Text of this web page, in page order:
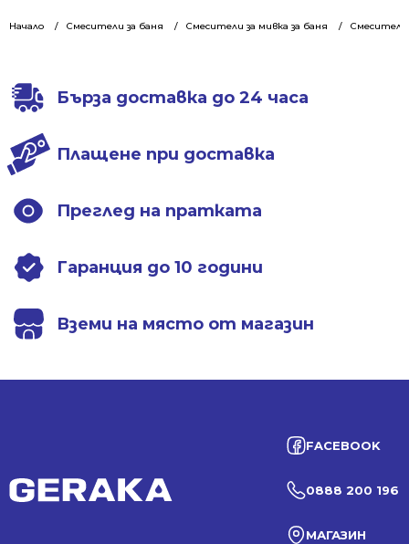
Начало Смесители за баня Смесители за мивка за баня Смесители
368.13 €
178.44 €
189.00 €
109.00 €
Бърза доставка до 24 часа
Плащене при доставка
Преглед на пратката
Гаранция до 10 години
Вземи на място от магазин
FACEBOOK
0888 200 196
МАГАЗИН